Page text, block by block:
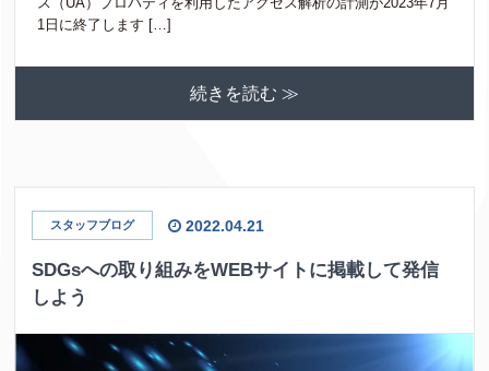
1日に終了します […]
続きを読む ≫
スタッフブログ 2022.04.21
SDGsへの取り組みをWEBサイトに掲載して発信
しよう